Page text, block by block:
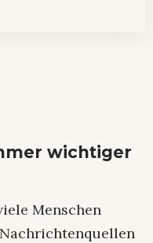
wichtiger
Menschen